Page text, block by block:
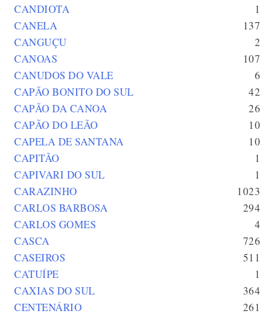
CANDIOTA
1
CANELA
137
CANGUÇU
2
CANOAS
107
CANUDOS DO VALE
6
CAPÃO BONITO DO SUL
42
CAPÃO DA CANOA
26
CAPÃO DO LEÃO
10
CAPELA DE SANTANA
10
CAPITÃO
1
CAPIVARI DO SUL
1
CARAZINHO
1023
CARLOS BARBOSA
294
CARLOS GOMES
4
CASCA
726
CASEIROS
511
CATUÍPE
1
CAXIAS DO SUL
364
CENTENÁRIO
261